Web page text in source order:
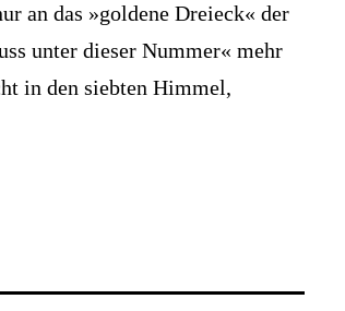
an das »goldene Dreieck« der
unter dieser Nummer« mehr
in den siebten Himmel,